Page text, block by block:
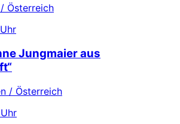
Österreich
Jungmaier aus
/ Österreich